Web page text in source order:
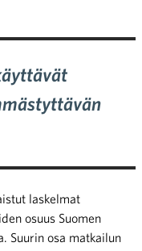
laskelmat
osuus Suomen
Suurin osa matkailun